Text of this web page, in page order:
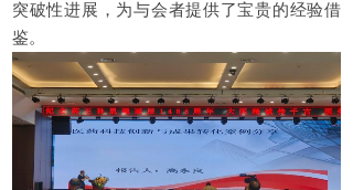
突破性进展，为与会者提供了宝贵的经验借
鉴。